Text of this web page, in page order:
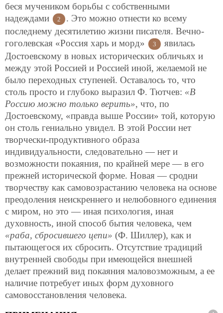
беся мучеником борьбы с собственными
надеждами
2
. Это можно отнести ко всему
последнему десятилетию жизни писателя. Вечно-
гоголевская «Россия харь и морд»
3
явилась
Достоевскому в новых исторических обличьях и
между этой Россией и Россией иной, желаемой не
было переходных ступеней. Оставалось то, что
столь просто и глубоко выразил Ф. Тютчев: «В
Россию можно только верить», что, по
Достоевскому, «правда выше России» той, которую
он столь гениально увидел. В этой России нет
творчески-продуктивного образа
индивидуальности, следовательно — нет и
возможности покаяния, по крайней мере — в его
прежней исторической форме. Новая — сродни
творчеству как самовозрастанию человека на основе
преодоления неискреннего и нелюбовного единения
с миром, но это — иная психология, иная
духовность, иной способ бытия человека, чем
«раба, сбросившего цепи» (Ф. Шиллер), как и
пытающегося их сбросить. Отсутствие традиций
внутренней свободы при имеющейся внешней
делает прежний вид покаяния маловозможным, а ее
наличие потребует иных форм духовного
самовосстановления человека.